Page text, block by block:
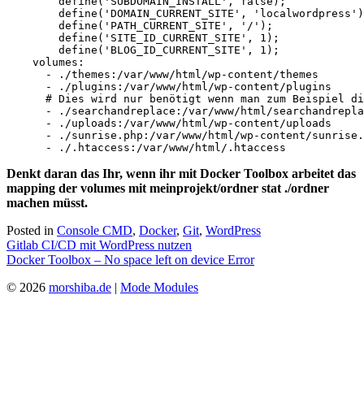
define('DOMAIN_CURRENT_SITE',
        define('PATH_CURRENT_SITE', '/');
        define('SITE_ID_CURRENT_SITE', 1);
        define('BLOG_ID_CURRENT_SITE', 1);
    volumes:
      - ./themes:/var/www/html/wp-content/themes
      - ./plugins:/var/www/html/wp-content/plugins
# Dies wird nur benötigt wenn man zum Beispiel
- ./searchandreplace:/var/www/html/
      - ./uploads:/var/www/html/wp-content/uploads
- ./sunrise.php:/var/www/html/wp-content/
Denkt daran das Ihr, wenn ihr mit Docker Toolbox arbeitet das
mapping der volumes mit meinprojekt/ordner stat ./ordner
machen müsst.
Posted in Console CMD, Docker, Git, WordPress
Beitragsnavigation
Gitlab CI/CD mit WordPress nutzen
Docker Toolbox – No space left on device Error
© 2026 morshiba.de | Mode Modules